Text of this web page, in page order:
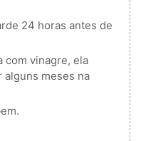
24 horas antes de
com vinagre, ela
alguns meses na